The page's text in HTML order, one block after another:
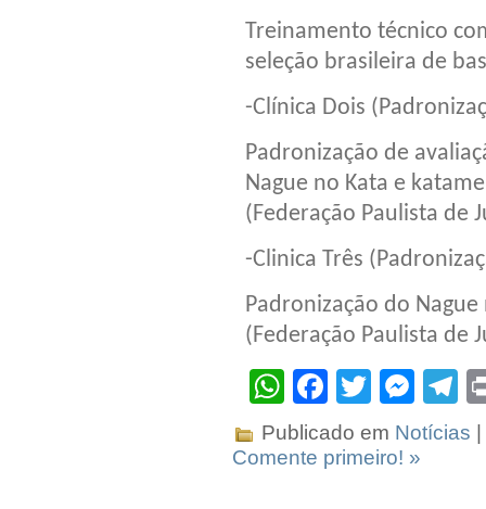
Treinamento técnico
seleção brasileira de
-Clínica Dois
Padronização de
Nague no Kata e
(Federação Paulista de
-Clinica Três
Padronização do
(Federação Paulista de
WhatsApp
Facebook
Twitter
Publicado em Notícias
Comente primeiro! »